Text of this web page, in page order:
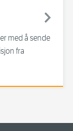
med å sende
fra